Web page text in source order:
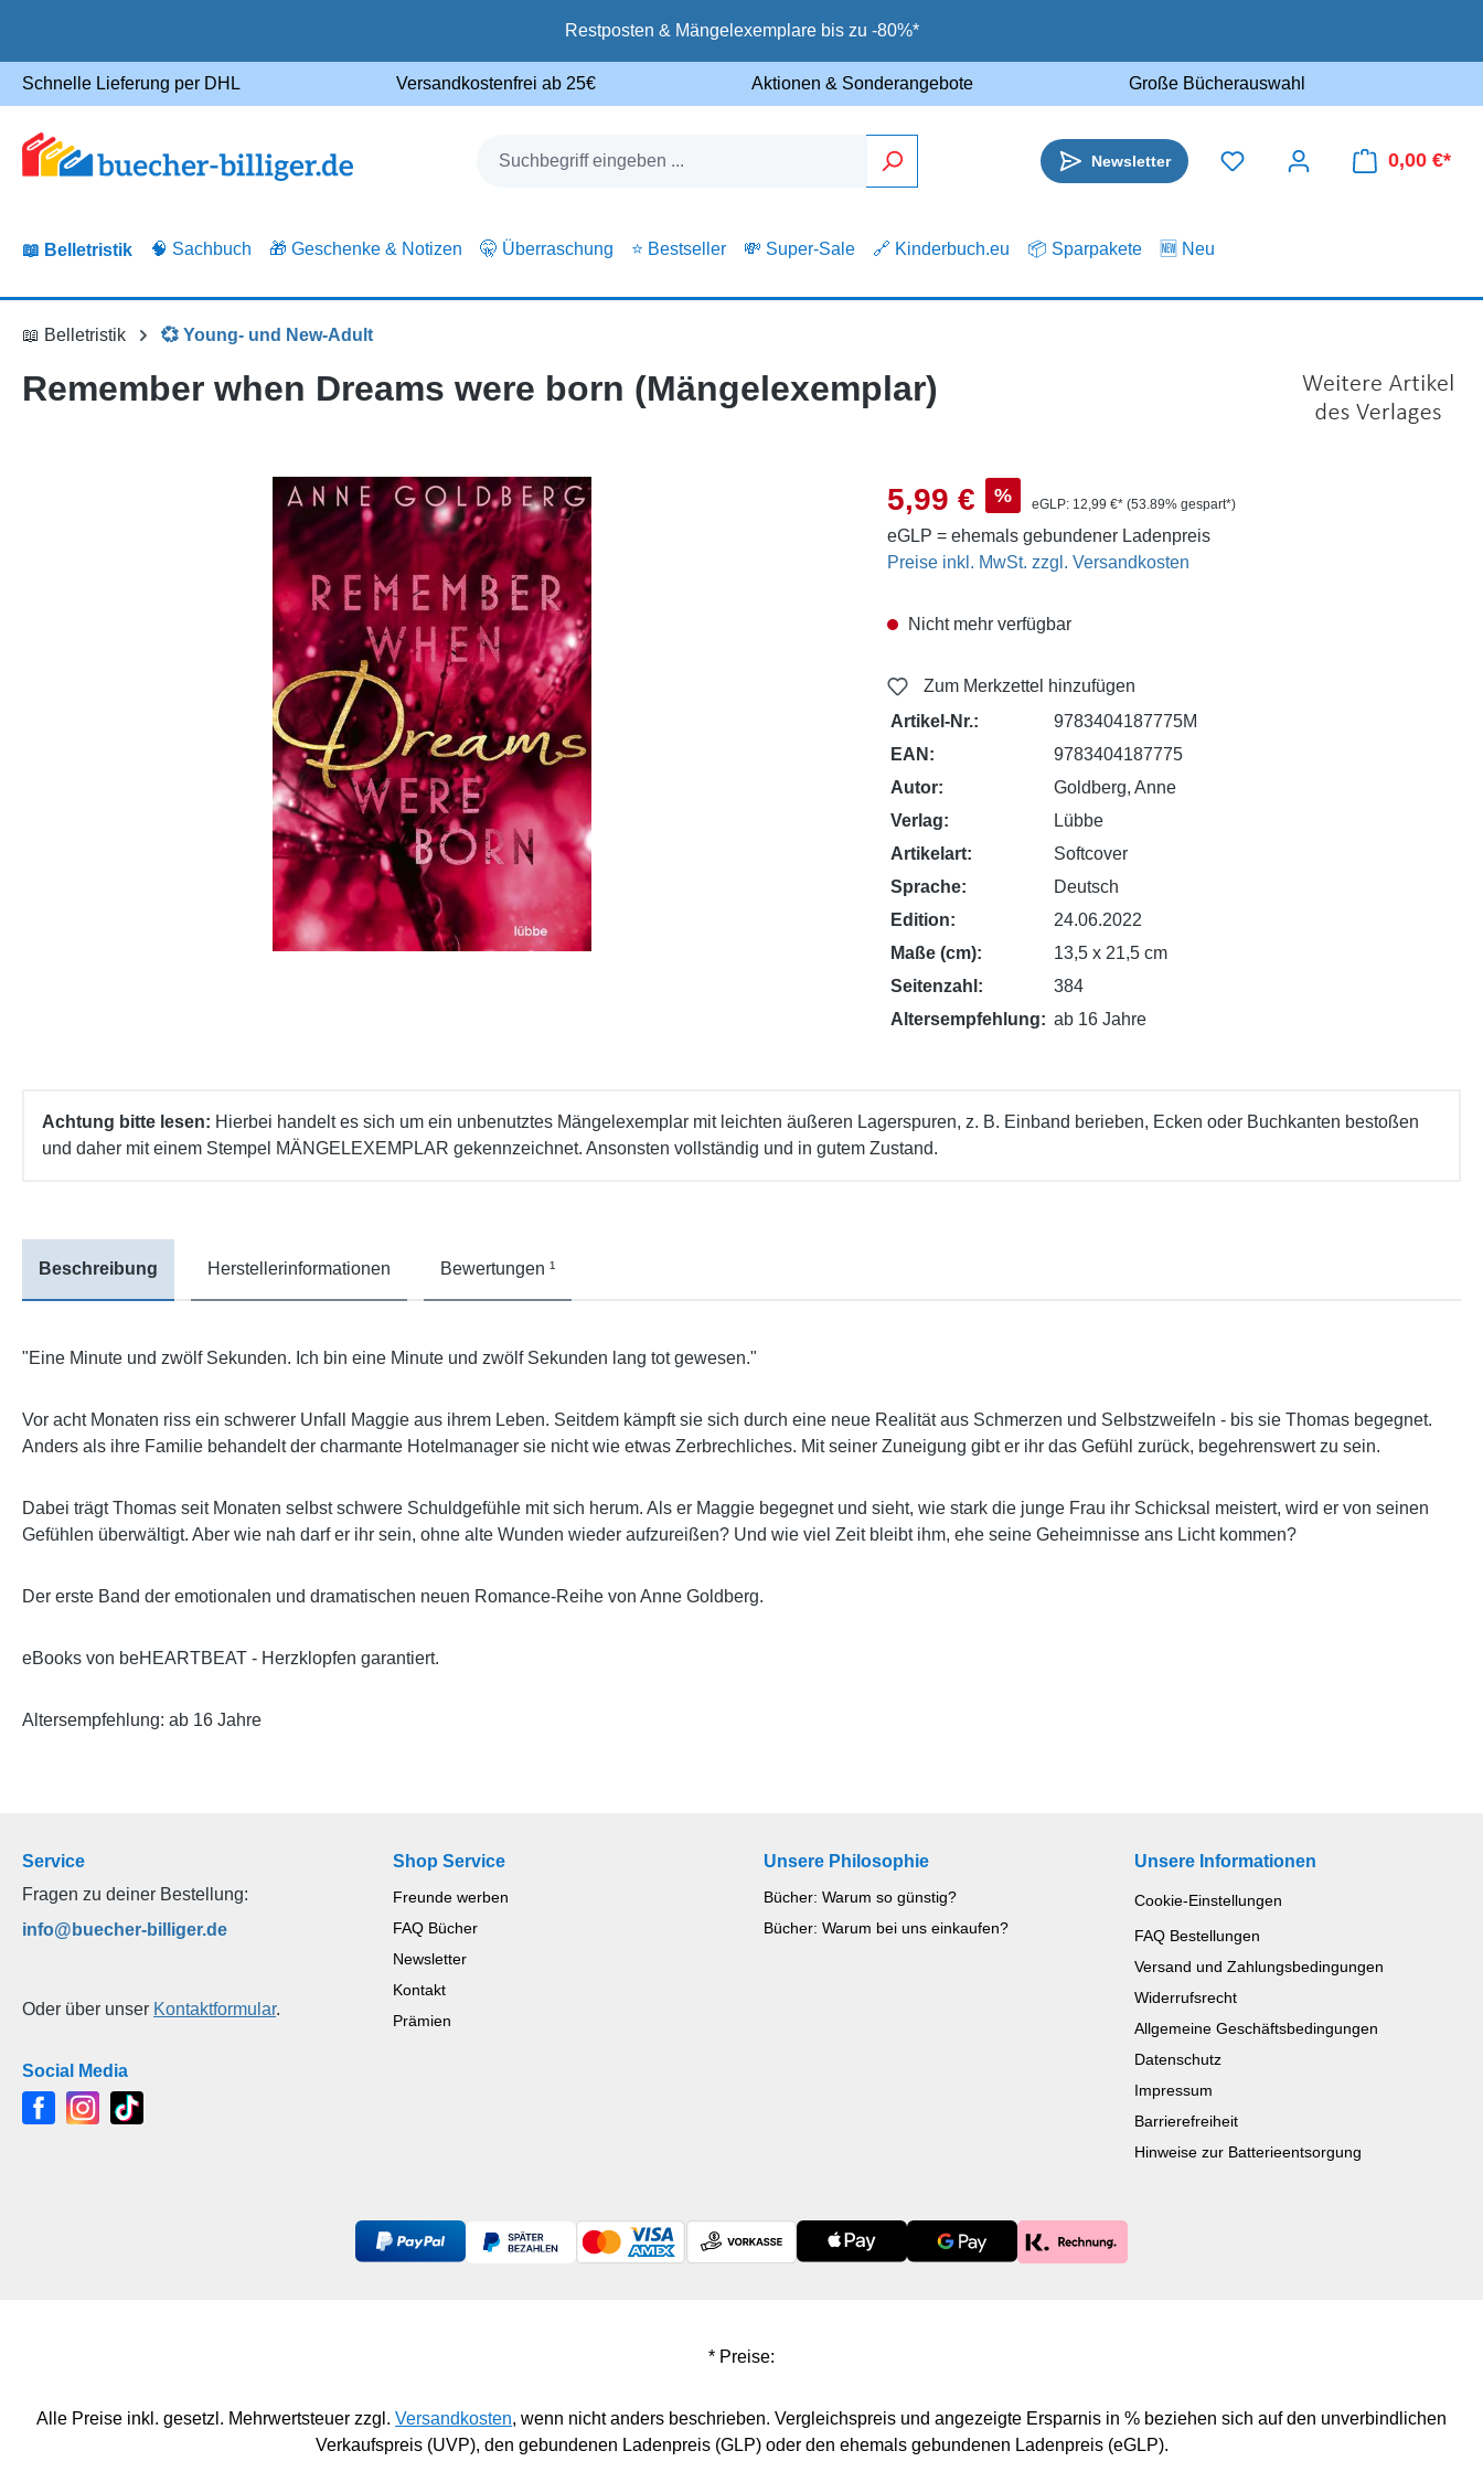
Restposten & Mängelexemplare bis zu -80%*
Schnelle Lieferung per DHL Versandkostenfrei ab 25€ Aktionen & Sonderangebote Große Bücherauswahl
Newsletter 0,00 €*
📖 Belletristik 🧠 Sachbuch 🎁 Geschenke & Notizen 🤫 Überraschung ⭐ Bestseller 💸 Super-Sale 🔗 Kinderbuch.eu 📦 Sparpakete 🆕 Neu
📖 Belletristik 💞 Young- und New-Adult
Remember when Dreams were born (Mängelexemplar)
Verkaufspreis:
5,99 € % eGLP: 12,99 €* (53.89% gespart*)
eGLP = ehemals gebundener Ladenpreis
Preise inkl. MwSt. zzgl. Versandkosten
Nicht mehr verfügbar
Zum Merkzettel hinzufügen
Artikel-Nr.:
9783404187775M
EAN:
9783404187775
Autor:
Goldberg, Anne
Verlag:
Lübbe
Artikelart:
Softcover
Sprache:
Deutsch
Edition:
24.06.2022
Maße (cm):
13,5 x 21,5 cm
Seitenzahl:
384
Altersempfehlung: ab 16 Jahre
Achtung bitte lesen: Hierbei handelt es sich um ein unbenutztes Mängelexemplar mit leichten äußeren Lagerspuren, z. B. Einband berieben, Ecken oder Buchkanten bestoßen
und daher mit einem Stempel MÄNGELEXEMPLAR gekennzeichnet. Ansonsten vollständig und in gutem Zustand.
Beschreibung Herstellerinformationen Bewertungen ¹
"Eine Minute und zwölf Sekunden. Ich bin eine Minute und zwölf Sekunden lang tot gewesen."
Vor acht Monaten riss ein schwerer Unfall Maggie aus ihrem Leben. Seitdem kämpft sie sich durch eine neue Realität aus Schmerzen und Selbstzweifeln - bis sie Thomas begegnet.
Anders als ihre Familie behandelt der charmante Hotelmanager sie nicht wie etwas Zerbrechliches. Mit seiner Zuneigung gibt er ihr das Gefühl zurück, begehrenswert zu sein.
Dabei trägt Thomas seit Monaten selbst schwere Schuldgefühle mit sich herum. Als er Maggie begegnet und sieht, wie stark die junge Frau ihr Schicksal meistert, wird er von seinen
Gefühlen überwältigt. Aber wie nah darf er ihr sein, ohne alte Wunden wieder aufzureißen? Und wie viel Zeit bleibt ihm, ehe seine Geheimnisse ans Licht kommen?
Der erste Band der emotionalen und dramatischen neuen Romance-Reihe von Anne Goldberg.
eBooks von beHEARTBEAT - Herzklopfen garantiert.
Altersempfehlung: ab 16 Jahre
Service
Fragen zu deiner Bestellung:
info@buecher-billiger.de
Oder über unser Kontaktformular.
Social Media
Shop Service
Freunde werben
FAQ Bücher
Newsletter
Kontakt
Prämien
Unsere Philosophie
Bücher: Warum so günstig?
Bücher: Warum bei uns einkaufen?
Unsere Informationen
Cookie-Einstellungen
FAQ Bestellungen
Versand und Zahlungsbedingungen
Widerrufsrecht
Allgemeine Geschäftsbedingungen
Datenschutz
Impressum
Barrierefreiheit
Hinweise zur Batterieentsorgung
* Preise:
Alle Preise inkl. gesetzl. Mehrwertsteuer zzgl. Versandkosten, wenn nicht anders beschrieben. Vergleichspreis und angezeigte Ersparnis in % beziehen sich auf den unverbindlichen
Verkaufspreis (UVP), den gebundenen Ladenpreis (GLP) oder den ehemals gebundenen Ladenpreis (eGLP).